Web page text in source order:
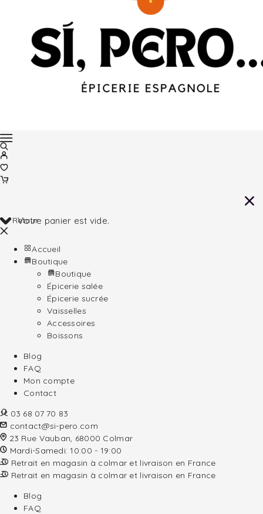
Votre panier est vide.
Retour
Accueil
Boutique
Boutique
Épicerie salée
Épicerie sucrée
Vaisselles
Accessoires
Boissons
Blog
FAQ
Mon compte
Contact
03 68 07 70 83
contact@si-pero.com
23 Rue Vauban, 68000 Colmar
Mardi-Samedi: 10:00 - 19:00
Retrait en magasin à colmar et livraison en France
Retrait en magasin à colmar et livraison en France
Blog
FAQ